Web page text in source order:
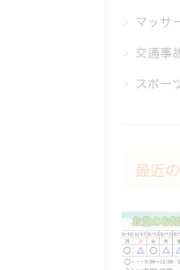
マッサ
交通事
スポー
最近